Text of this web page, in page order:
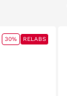
30% RELABS